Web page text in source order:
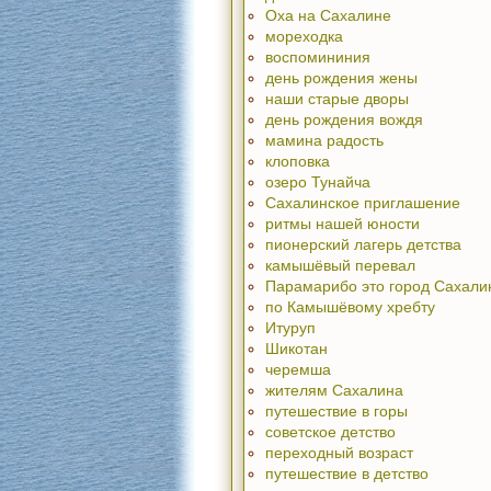
Оха на Сахалине
мореходка
воспомининия
день рождения жены
наши старые дворы
день рождения вождя
мамина радость
клоповка
озеро Тунайча
Сахалинское приглашение
ритмы нашей юности
пионерский лагерь детства
камышёвый перевал
Парамарибо это город
по Камышёвому хребту
Итуруп
Шикотан
черемша
жителям Сахалина
путешествие в горы
советское детство
переходный возраст
путешествие в детство